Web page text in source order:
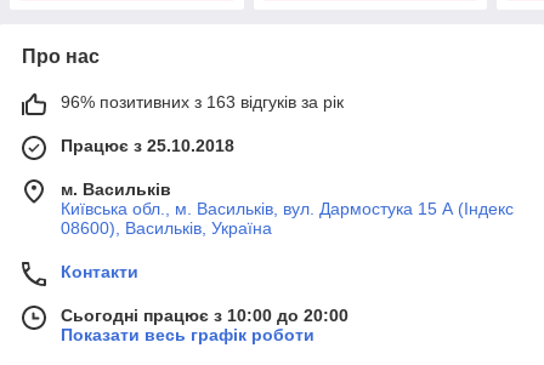
Про нас
96% позитивних з 163 відгуків за рік
Працює з 25.10.2018
м. Васильків
Київська обл., м. Васильків, вул. Дармостука 15 А (Індекс
08600), Васильків, Україна
Контакти
Сьогодні працює з 10:00 до 20:00
Показати весь графік роботи